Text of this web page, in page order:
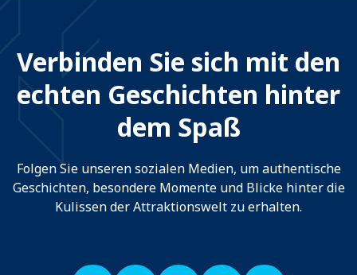
Verbinden Sie sich mit den
echten Geschichten hinter
dem Spaß
Folgen Sie unseren sozialen Medien, um authentische
Geschichten, besondere Momente und Blicke hinter die
Kulissen der Attraktionswelt zu erhalten.